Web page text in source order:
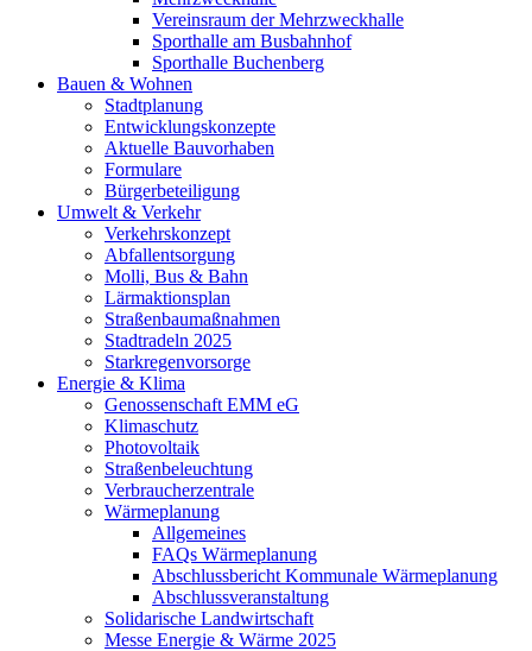
Vereinsraum der Mehrzweckhalle
Sporthalle am Busbahnhof
Sporthalle Buchenberg
Bauen & Wohnen
Stadtplanung
Entwicklungskonzepte
Aktuelle Bauvorhaben
Formulare
Bürgerbeteiligung
Umwelt & Verkehr
Verkehrskonzept
Abfallentsorgung
Molli, Bus & Bahn
Lärmaktionsplan
Straßenbaumaßnahmen
Stadtradeln 2025
Starkregenvorsorge
Energie & Klima
Genossenschaft EMM eG
Klimaschutz
Photovoltaik
Straßenbeleuchtung
Verbraucherzentrale
Wärmeplanung
Allgemeines
FAQs Wärmeplanung
Abschlussbericht Kommunale Wärmeplanung
Abschlussveranstaltung
Solidarische Landwirtschaft
Messe Energie & Wärme 2025